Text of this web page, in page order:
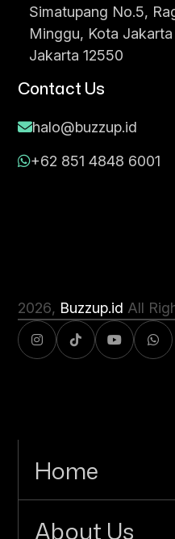
Simatupang No.5,
Minggu, Kota
Jakarta 12550
Contact Us
halo@buzzup.id
+62 851 4848 6001
2026, Buzzup.id All